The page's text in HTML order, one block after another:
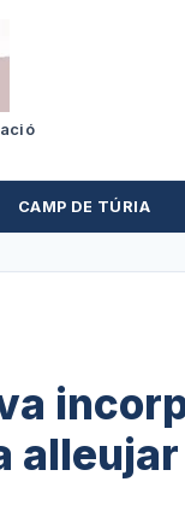
CAMP DE TÚRIA